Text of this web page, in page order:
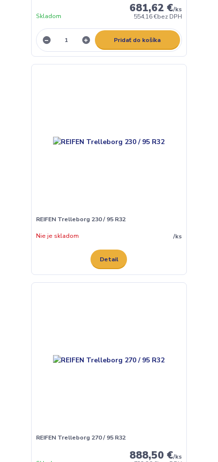
681,62 €/ks
554,16 €bez DPH
Skladom
Pridať do košíka
REIFEN Trelleborg 230 / 95 R32
/ks
Nie je skladom
Detail
REIFEN Trelleborg 270 / 95 R32
888,50 €/ks